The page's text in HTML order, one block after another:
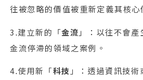
往被忽略的價值被重新定義其核心
3.建立新的「金流 」：以往不會
金流停滯的領域之案例。
4.使用新「科技 」：透過資訊技